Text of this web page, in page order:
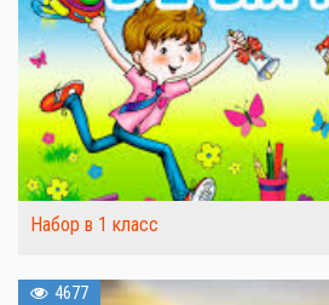
Набор в 1 класс
4677